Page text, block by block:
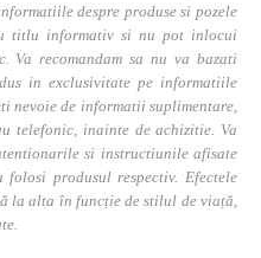
despre produse si pozele
titlu informativ si nu pot inlocui
Va recomandam sa nu va bazati
in exclusivitate pe informatiile
nevoie de informatii suplimentare,
telefonic, inainte de achizitie. Va
si instructiunile afisate
produsul respectiv. Efectele
la alta în funcție de stilul de viață,